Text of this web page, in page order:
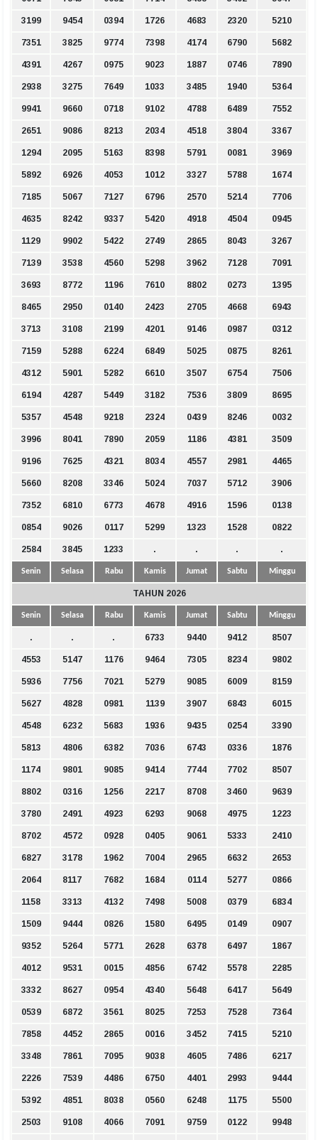
3199 9454 0394 1726 4683 2320 5210
7351 3825 9774 7398 4174 6790 5682
4391 4267 0975 9023 1887 0746 7890
2938 3275 7649 1033 3485 1940 5364
9941 9660 0718 9102 4788 6489 7552
2651 9086 8213 2034 4518 3804 3367
1294 2095 5163 8398 5791 0081 3969
5892 6926 4053 1012 3327 5788 1674
7185 5067 7127 6796 2570 5214 7706
4635 8242 9337 5420 4918 4504 0945
1129 9902 5422 2749 2865 8043 3267
7139 3538 4560 5298 3962 7128 7091
3693 8772 1196 7610 8802 0273 1395
8465 2950 0140 2423 2705 4668 6943
3713 3108 2199 4201 9146 0987 0312
7159 5288 6224 6849 5025 0875 8261
4312 5901 5282 6610 3507 6754 7506
6194 4287 5449 3182 7536 3809 8695
5357 4548 9218 2324 0439 8246 0032
3996 8041 7890 2059 1186 4381 3509
9196 7625 4321 8034 4557 2981 4465
5660 8208 3346 5024 7037 5712 3906
7352 6810 6773 4678 4916 1596 0138
0854 9026 0117 5299 1323 1528 0822
2584 3845 1233 . . . .
Senin Selasa Rabu Kamis Jumat Sabtu Minggu
TAHUN 2026
Senin Selasa Rabu Kamis Jumat Sabtu Minggu
. . . 6733 9440 9412 8507
4553 5147 1176 9464 7305 8234 9802
5936 7756 7021 5279 9085 6009 8159
5627 4828 0981 1139 3907 6843 6015
4548 6232 5683 1936 9435 0254 3390
5813 4806 6382 7036 6743 0336 1876
1174 9801 9085 9414 7744 7702 8507
8802 0316 1256 2217 8708 3460 9639
3780 2491 4923 6293 9068 4975 1223
8702 4572 0928 0405 9061 5333 2410
6827 3178 1962 7004 2965 6632 2653
2064 8117 7682 1684 0114 5277 0866
1158 3313 4132 7498 5008 0379 6834
1509 9444 0826 1580 6495 0149 0907
9352 5264 5771 2628 6378 6497 1867
4012 9531 0015 4856 6742 5578 2285
3332 8627 0954 4340 5648 6417 5649
0539 6872 3561 8025 7253 7528 7364
7858 4452 2865 0016 3452 7415 5210
3348 7861 7095 9038 4605 7486 6217
2226 7539 4486 6750 4401 2993 9444
5392 4851 8038 0560 6248 1175 5500
2503 9108 4066 7091 9759 0122 9948